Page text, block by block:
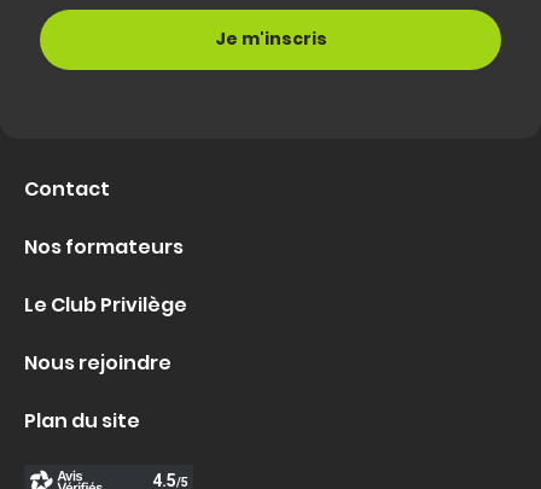
Contact
Nos formateurs
Le Club Privilège
Nous rejoindre
Plan du site